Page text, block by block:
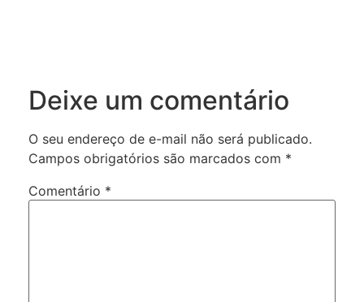
Deixe um comentário
O seu endereço de e-mail não será publicado.
Campos obrigatórios são marcados com *
Comentário *